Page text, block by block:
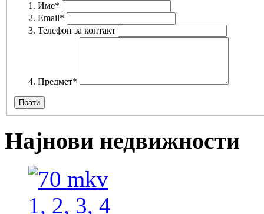
Име*
Email*
Телефон за контакт
Предмет*
Најнови недвижности